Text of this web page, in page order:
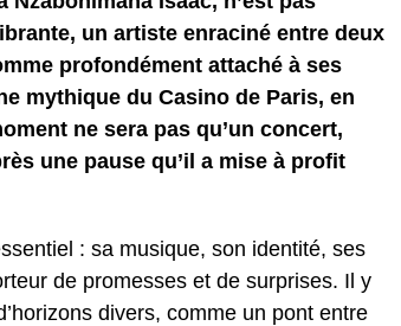
un artiste enraciné entre deux
profondément attaché à ses
mythique du Casino de Paris, en
ne sera pas qu’un concert,
une pause qu’il a mise à profit
: sa musique, son identité, ses
de promesses et de surprises. Il y
divers, comme un pont entre